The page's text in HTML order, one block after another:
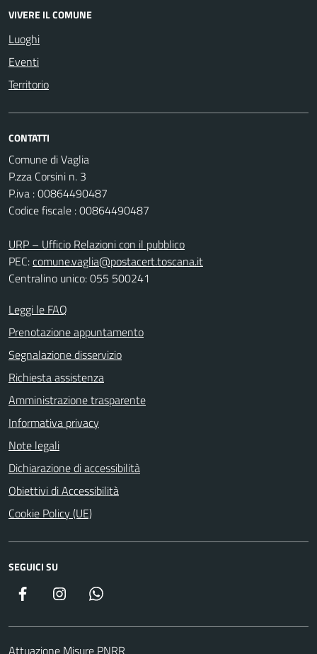
VIVERE IL COMUNE
Luoghi
Eventi
Territorio
CONTATTI
Comune di Vaglia
P.zza Corsini n. 3
P.iva : 00864490487
Codice fiscale : 00864490487
URP – Ufficio Relazioni con il pubblico
PEC:comune.vaglia@postacert.toscana.it
Centralino unico: 055 500241
Leggi le FAQ
Prenotazione appuntamento
Segnalazione disservizio
Richiesta assistenza
Amministrazione trasparente
Informativa privacy
Note legali
Dichiarazione di accessibilità
Obiettivi di Accessibilità
Cookie Policy (UE)
SEGUICI SU
Facebook Instagram